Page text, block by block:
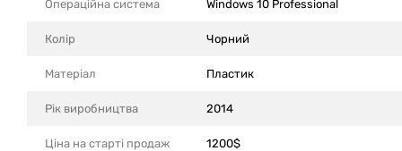
Операційна система Windows 10 Professional
Колір Чорний
Матеріал Пластик
Рік виробництва 2014
Ціна на старті продаж 1200$